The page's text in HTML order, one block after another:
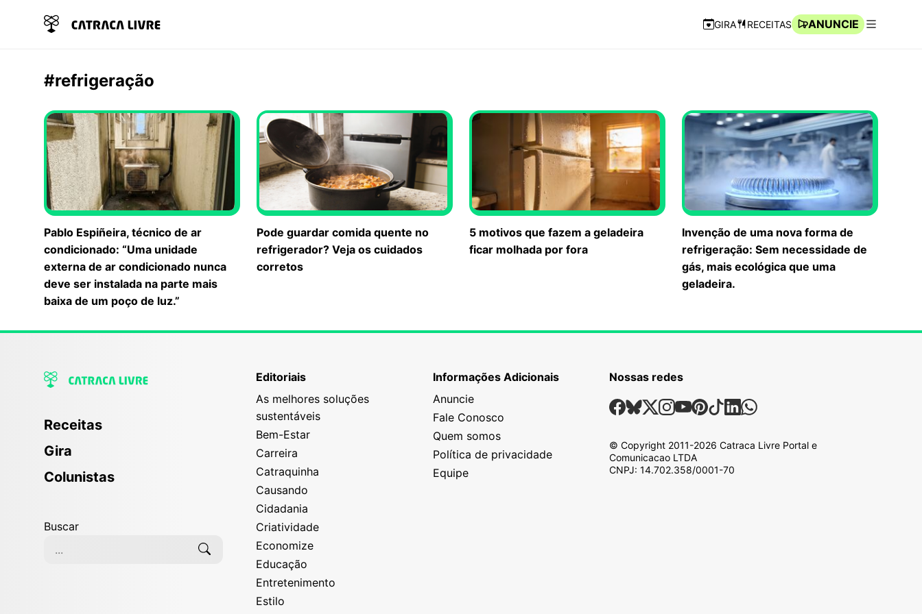
Navegação Rápida
GIRA RECEITAS
ANUNCIE
#refrigeração
Pablo Espiñeira, técnico de ar
condicionado: “Uma unidade
externa de ar condicionado nunca
deve ser instalada na parte mais
baixa de um poço de luz.”
Pode guardar comida quente no
refrigerador? Veja os cuidados
corretos
5 motivos que fazem a geladeira
ficar molhada por fora
Invenção de uma nova forma de
refrigeração: Sem necessidade de
gás, mais ecológica que uma
geladeira.
Receitas
Gira
Colunistas
Buscar
Editoriais
As melhores soluções
sustentáveis
Bem-Estar
Carreira
Catraquinha
Causando
Cidadania
Criatividade
Economize
Educação
Entretenimento
Estilo
Informações Adicionais
Anuncie
Fale Conosco
Quem somos
Política de privacidade
Equipe
Nossas redes
Nossas Redes Sociais
Facebook
Bsky
X Instagram
Youtube
Pinterest
TiktokLinkedin
Whatsapp
© Copyright 2011-2026 Catraca Livre Portal e
Comunicacao LTDA
CNPJ: 14.702.358/0001-70